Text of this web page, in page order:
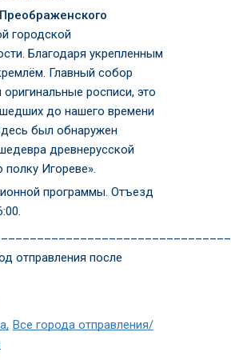
городской
Благодаря укрепленным
Главный собор
росписи, это
до нашего времени
был обнаружен
древнерусской
полку Игореве».
программы. Отъезд
отправления после
Все города отправления/